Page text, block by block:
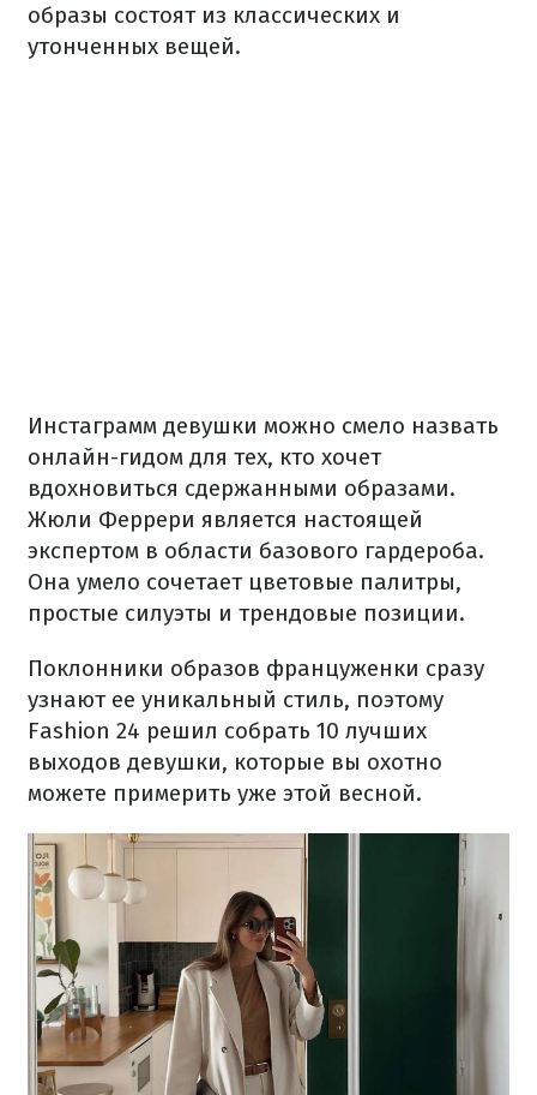
образы состоят из классических и
утонченных вещей.
Инстаграмм девушки можно смело назвать
онлайн-гидом для тех, кто хочет
вдохновиться сдержанными образами.
Жюли Феррери является настоящей
экспертом в области базового гардероба.
Она умело сочетает цветовые палитры,
простые силуэты и трендовые позиции.
Поклонники образов француженки сразу
узнают ее уникальный стиль, поэтому
Fashion 24 решил собрать 10 лучших
выходов девушки, которые вы охотно
можете примерить уже этой весной.